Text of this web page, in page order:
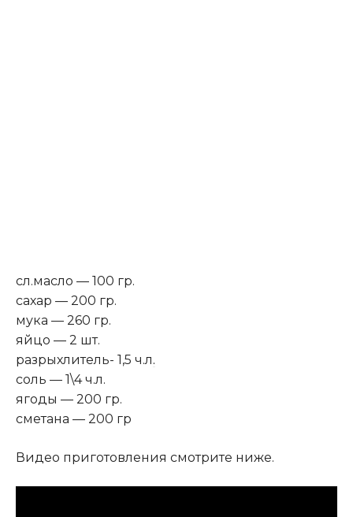
сл.масло — 100 гр.
сахар — 200 гр.
мука — 260 гр.
яйцо — 2 шт.
разрыхлитель- 1,5 ч.л.
соль — 1\4 ч.л.
ягоды — 200 гр.
сметана — 200 гр
Видео приготовления смотрите ниже.